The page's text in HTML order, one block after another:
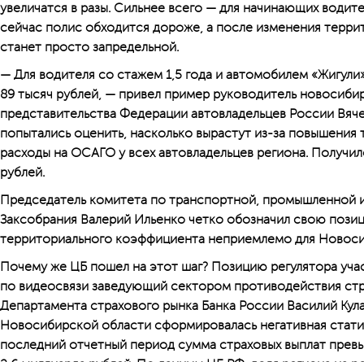
увеличатся в разы. Сильнее всего — для начинающих
сейчас полис обходится дороже, а после изменения
станет просто запредельной.
— Для водителя со стажем 1,5 года и автомобилем
89 тысяч рублей, — привел пример руководитель
представительства Федерации автовладельцев России
попытались оценить, насколько вырастут из-за
расходы на ОСАГО у всех автовладельцев региона.
рублей.
Председатель комитета по транспортной, промышленной
Закcобрания Валерий Ильенко четко обозначил свою
территориального коэффициента неприемлемо для
Почему же ЦБ пошел на этот шаг? Позицию регулятора
по видеосвязи заведующий сектором противодействия
Департамента страхового рынка Банка России Василий
Новосибирской области сформировалась негативная
последний отчетный период сумма страховых выплат